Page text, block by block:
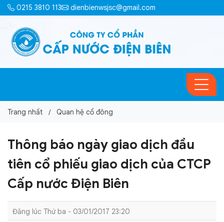
0215 3810 113 dienbienwsjsc@gmail.com
Trang nhất Quan hệ cổ đông
Thông báo ngày giao dịch đầu
tiên cổ phiếu giao dịch của CTCP
Cấp nước Điện Biên
Đăng lúc Thứ ba - 03/01/2017 23:20